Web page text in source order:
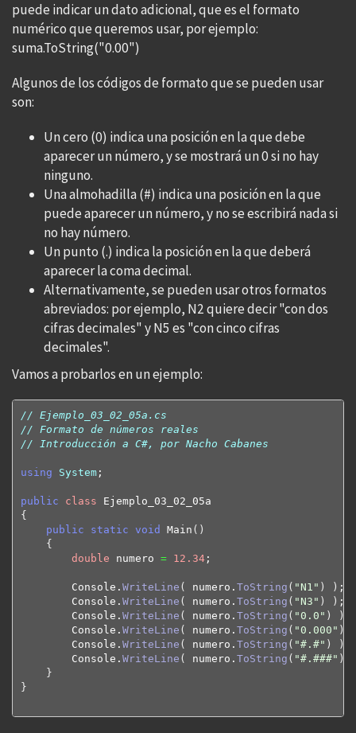
puede indicar un dato adicional, que es el formato
numérico que queremos usar, por ejemplo:
suma.ToString("0.00")
Algunos de los códigos de formato que se pueden usar
son:
Un cero (0) indica una posición en la que debe
aparecer un número, y se mostrará un 0 si no hay
ninguno.
Una almohadilla (#) indica una posición en la que
puede aparecer un número, y no se escribirá nada si
no hay número.
Un punto (.) indica la posición en la que deberá
aparecer la coma decimal.
Alternativamente, se pueden usar otros formatos
abreviados: por ejemplo, N2 quiere decir "con dos
cifras decimales" y N5 es "con cinco cifras
decimales".
Vamos a probarlos en un ejemplo:
// Ejemplo_03_02_05a.cs
// Formato de números reales
// Introducción a C#, por Nacho Cabanes
using System;
public class
{
public
static void Main ( )
{
double numero = 12.34;
        Console.
WriteLine ( numero. ToString ( "N1" ) ) ;
        Console.
WriteLine ( numero. ToString ( "N3" ) ) ;
        Console.
WriteLine ( numero. ToString ( "0.0" ) )
        Console.
WriteLine ( numero. ToString ( "0.000" )
        Console.
WriteLine ( numero. ToString ( "#.#" ) )
        Console.
WriteLine ( numero. ToString ( "#.###" )
}
}